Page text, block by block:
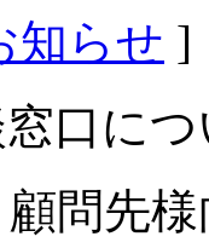
知らせ ]
口に
問先